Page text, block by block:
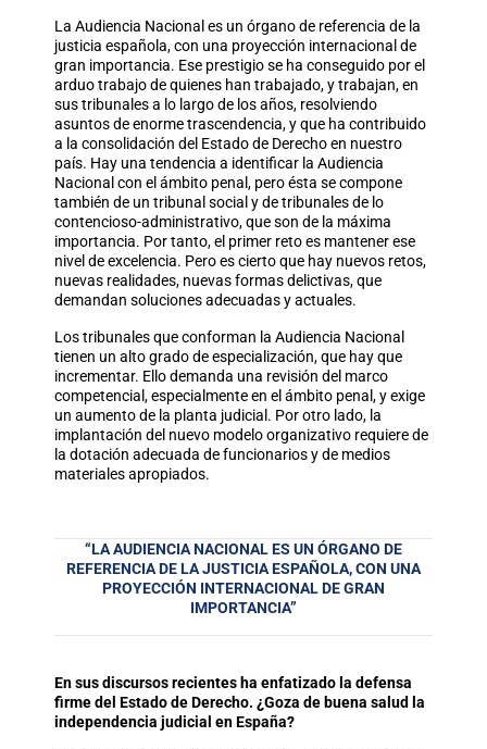
La Audiencia Nacional es un órgano de referencia de la
justicia española, con una proyección internacional de
gran importancia. Ese prestigio se ha conseguido por el
arduo trabajo de quienes han trabajado, y trabajan, en
sus tribunales a lo largo de los años, resolviendo
asuntos de enorme trascendencia, y que ha contribuido
a la consolidación del Estado de Derecho en nuestro
país. Hay una tendencia a identificar la Audiencia
Nacional con el ámbito penal, pero ésta se compone
también de un tribunal social y de tribunales de lo
contencioso-administrativo, que son de la máxima
importancia. Por tanto, el primer reto es mantener ese
nivel de excelencia. Pero es cierto que hay nuevos retos,
nuevas realidades, nuevas formas delictivas, que
demandan soluciones adecuadas y actuales.
Los tribunales que conforman la Audiencia Nacional
tienen un alto grado de especialización, que hay que
incrementar. Ello demanda una revisión del marco
competencial, especialmente en el ámbito penal, y exige
un aumento de la planta judicial. Por otro lado, la
implantación del nuevo modelo organizativo requiere de
la dotación adecuada de funcionarios y de medios
materiales apropiados.
“LA AUDIENCIA NACIONAL ES UN ÓRGANO DE
REFERENCIA DE LA JUSTICIA ESPAÑOLA, CON UNA
PROYECCIÓN INTERNACIONAL DE GRAN
IMPORTANCIA”
En sus discursos recientes ha enfatizado la defensa
firme del Estado de Derecho. ¿Goza de buena salud la
independencia judicial en España?